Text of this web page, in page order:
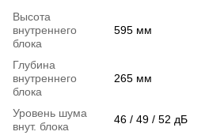
Высота
внутреннего
блока
595 мм
Глубина
внутреннего
блока
265 мм
Уровень шума
внут. блока
46 / 49 / 52 дБ